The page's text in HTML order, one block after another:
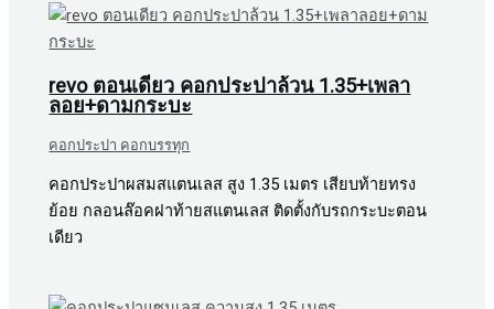
revo ตอนเดียว คอกประปาล้วน 1.35+เพลา
ลอย+ดามกระบะ
คอกประปา คอกบรรทุก
คอกประปาผสมสแตนเลส สูง 1.35 เมตร เสียบท้ายทรง
ย้อย กลอนล๊อคฝาท้ายสแตนเลส ติดตั้งกับรถกระบะตอน
เดียว